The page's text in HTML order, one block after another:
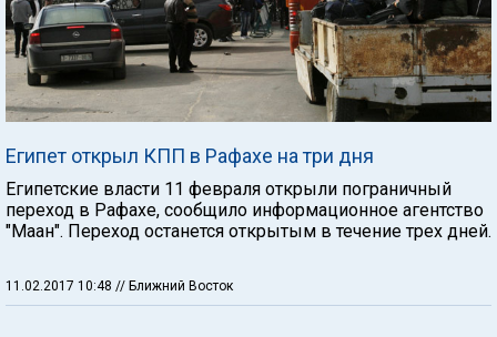
Египет открыл КПП в Рафахе на три дня
Египетские власти 11 февраля открыли пограничный
переход в Рафахе, сообщило информационное агентство
"Маан". Переход останется открытым в течение трех дней.
11.02.2017 10:48 // Ближний Восток